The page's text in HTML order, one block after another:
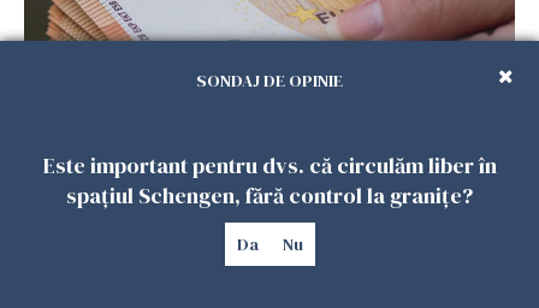
Menajere și îngrijitori, în vizorul Fiscului din
Italia. Aproape 500.000 de euro din venituri,
ascunși de autorități
SONDAJ DE OPINIE
Este important pentru dvs. că circulăm liber în
spațiul Schengen, fără control la granițe?
Da Nu